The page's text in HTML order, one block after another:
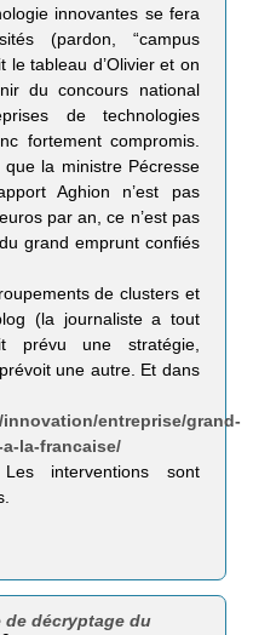
innovantes se fera
(pardon, “campus
le tableau d’Olivier et on
du concours national
de technologies
fortement compromis.
la ministre Pécresse
Aghion n’est pas
par an, ce n’est pas
grand emprunt confiés
de clusters et
(la journaliste a tout
prévu une stratégie,
une autre. Et dans
entreprise/grand-
la-francaise/
interventions sont
de décryptage du